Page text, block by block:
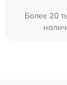
Более 20